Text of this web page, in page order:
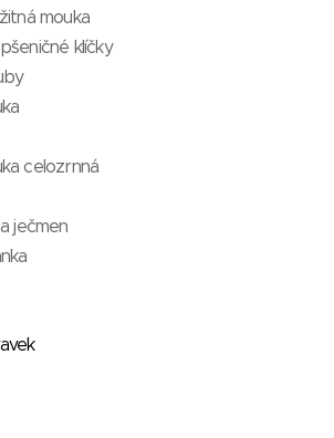
mouka
klíčky
celozrnná
ječmen